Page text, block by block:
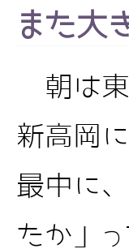
また大
朝は東
新高岡
最中に
たか」